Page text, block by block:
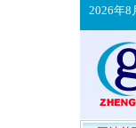
2026年8